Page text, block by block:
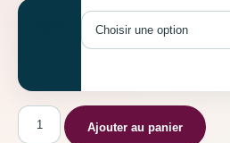
quantité de Niche à chien Vert
Ajouter au panier